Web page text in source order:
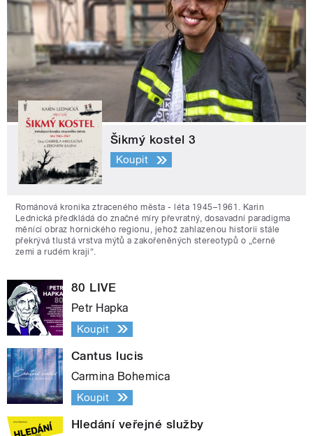
Šikmý kostel 3
Koupit
Románová kronika ztraceného města - léta 1945–1961. Karin
Lednická předkládá do značné míry převratný, dosavadní paradigma
měnící obraz hornického regionu, jehož zahlazenou historii stále
překrývá tlustá vrstva mýtů a zakořeněných stereotypů o „černé
zemi a rudém kraji“.
80 LIVE
Petr Hapka
Koupit
Cantus lucis
Carmina Bohemica
Koupit
Hledání veřejné služby